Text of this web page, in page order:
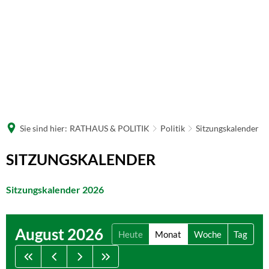
Sie sind hier: RATHAUS & POLITIK Politik Sitzungskalender
Sitzungskalender
SITZUNGSKALENDER
Sitzungskalender 2026
August 2026 Heute Monat Woche Tag